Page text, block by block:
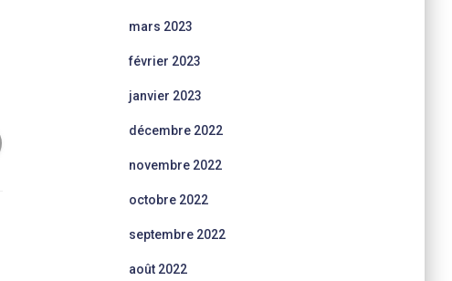
mars 2023
février 2023
janvier 2023
décembre 2022
novembre 2022
octobre 2022
septembre 2022
août 2022